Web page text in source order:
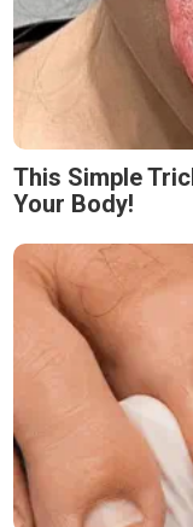
This Simple
Your Body!